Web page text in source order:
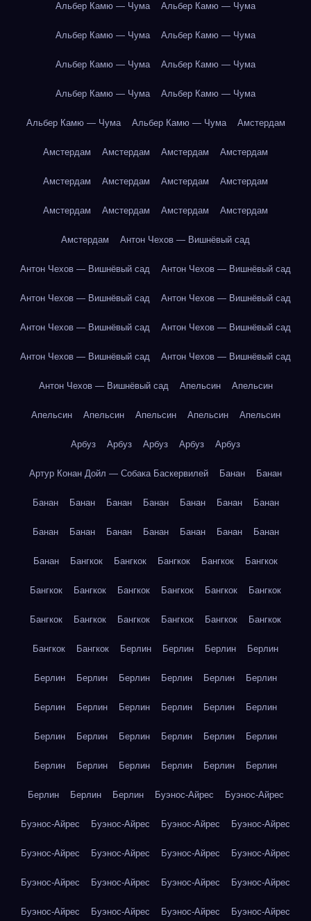
Альбер Камю — Чума Альбер Камю — Чума
Альбер Камю — Чума Альбер Камю — Чума
Альбер Камю — Чума Альбер Камю — Чума
Альбер Камю — Чума Альбер Камю — Чума
Альбер Камю — Чума Альбер Камю — Чума Амстердам
Амстердам Амстердам Амстердам Амстердам
Амстердам Амстердам Амстердам Амстердам
Амстердам Амстердам Амстердам Амстердам
Амстердам Антон Чехов — Вишнёвый сад
Антон Чехов — Вишнёвый сад Антон Чехов — Вишнёвый сад
Антон Чехов — Вишнёвый сад Антон Чехов — Вишнёвый сад
Антон Чехов — Вишнёвый сад Антон Чехов — Вишнёвый сад
Антон Чехов — Вишнёвый сад Антон Чехов — Вишнёвый сад
Антон Чехов — Вишнёвый сад Апельсин Апельсин
Апельсин Апельсин Апельсин Апельсин Апельсин
Арбуз Арбуз Арбуз Арбуз Арбуз
Артур Конан Дойл — Собака Баскервилей Банан Банан
Банан Банан Банан Банан Банан Банан Банан
Банан Банан Банан Банан Банан Банан Банан
Банан Бангкок Бангкок Бангкок Бангкок Бангкок
Бангкок Бангкок Бангкок Бангкок Бангкок Бангкок
Бангкок Бангкок Бангкок Бангкок Бангкок Бангкок
Бангкок Бангкок Берлин Берлин Берлин Берлин
Берлин Берлин Берлин Берлин Берлин Берлин
Берлин Берлин Берлин Берлин Берлин Берлин
Берлин Берлин Берлин Берлин Берлин Берлин
Берлин Берлин Берлин Берлин Берлин Берлин
Берлин Берлин Берлин Буэнос-Айрес Буэнос-Айрес
Буэнос-Айрес Буэнос-Айрес Буэнос-Айрес Буэнос-Айрес
Буэнос-Айрес Буэнос-Айрес Буэнос-Айрес Буэнос-Айрес
Буэнос-Айрес Буэнос-Айрес Буэнос-Айрес Буэнос-Айрес
Буэнос-Айрес Буэнос-Айрес Буэнос-Айрес Буэнос-Айрес